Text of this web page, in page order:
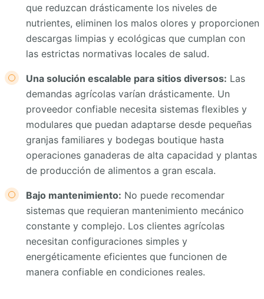
que reduzcan drásticamente los niveles de
nutrientes, eliminen los malos olores y proporcionen
descargas limpias y ecológicas que cumplan con
las estrictas normativas locales de salud.
Una solución escalable para sitios diversos: Las
demandas agrícolas varían drásticamente. Un
proveedor confiable necesita sistemas flexibles y
modulares que puedan adaptarse desde pequeñas
granjas familiares y bodegas boutique hasta
operaciones ganaderas de alta capacidad y plantas
de producción de alimentos a gran escala.
Bajo mantenimiento: No puede recomendar
sistemas que requieran mantenimiento mecánico
constante y complejo. Los clientes agrícolas
necesitan configuraciones simples y
energéticamente eficientes que funcionen de
manera confiable en condiciones reales.